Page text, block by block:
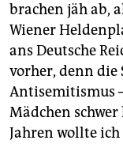
brachen jäh ab,
Wiener
ans Deutsche
vorher, denn die
Antisemitismus
Mädchen
Jahren wollte